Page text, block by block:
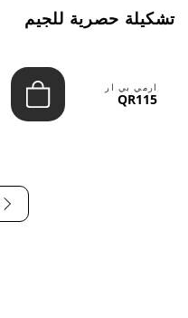
تشكيلة حصرية للجيم
ارمي بي ار
QR115